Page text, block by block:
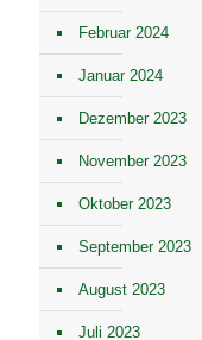
Februar 2024
Januar 2024
Dezember 2023
November 2023
Oktober 2023
September 2023
August 2023
Juli 2023